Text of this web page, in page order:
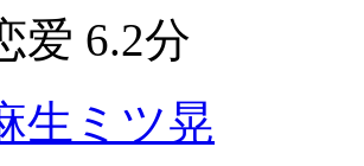
爱 6.2分
生ミツ晃